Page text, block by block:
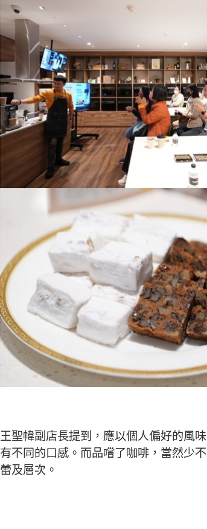
王聖幃副店長提到，應以個人偏好的風
有不同的口感。而品嚐了咖啡，當然少
蕾及層次。